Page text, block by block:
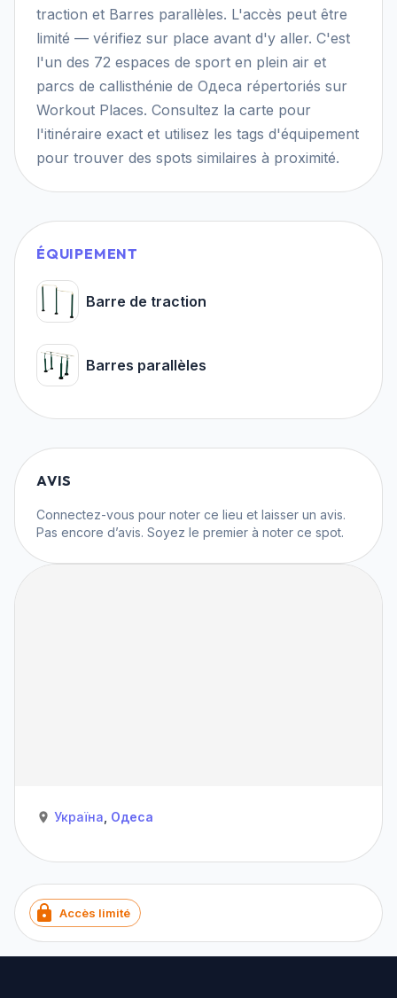
traction et Barres parallèles. L'accès peut être
limité — vérifiez sur place avant d'y aller. C'est
l'un des 72 espaces de sport en plein air et
parcs de callisthénie de Одеса répertoriés sur
Workout Places. Consultez la carte pour
l'itinéraire exact et utilisez les tags d'équipement
pour trouver des spots similaires à proximité.
ÉQUIPEMENT
Barre de traction
Barres parallèles
AVIS
Connectez-vous pour noter ce lieu et laisser un avis.
Pas encore d’avis. Soyez le premier à noter ce spot.
Україна Одеса
Accès limité